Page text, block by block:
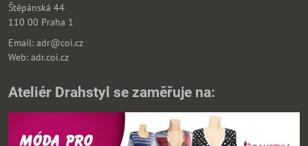
Štěpánská 44
110 00 Praha 1
Email: adr@coi.cz
Web: adr.coi.cz
Ateliér Drahstyl se zaměřuje na: